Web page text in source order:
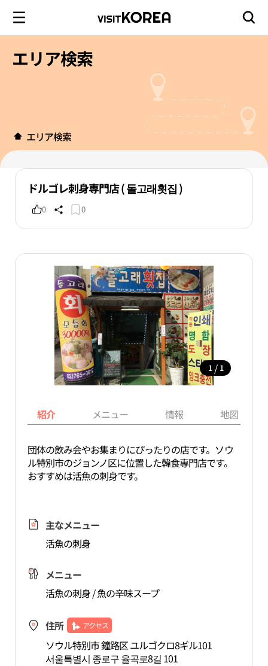
エリア検索
エリア検索
ドルゴレ刺身専門店 ( 돌고래횟집 )
0 0
1 / 1
紹介 メニュー 情報 地図
団体の飲み会やお集まりにぴったりの店です。ソウ
ル特別市のジョンノ区に位置した韓食専門店です。
おすすめは活魚の刺身です。
主なメニュー
活魚の刺身
メニュー
活魚の刺身 / 魚の辛味スープ
住所 アクセス
ソウル特別市 鐘路区 ユルゴクロ8ギル101
서울특별시 종로구 율곡로8길 101